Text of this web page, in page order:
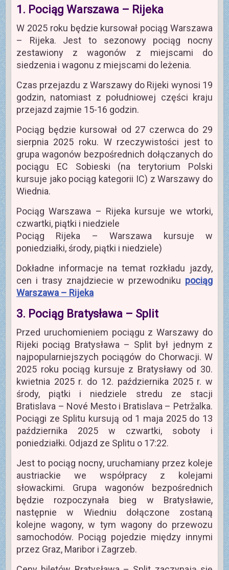
1. Pociąg Warszawa – Rijeka
W 2025 roku będzie kursował pociąg Warszawa
– Rijeka. Jest to sezonowy pociąg nocny
zestawiony z wagonów z miejscami do
siedzenia i wagonu z miejscami do leżenia.
Czas przejazdu z Warszawy do Rijeki wynosi 19
godzin, natomiast z południowej części kraju
przejazd zajmie 15-16 godzin.
Pociąg będzie kursował od 27 czerwca do 29
sierpnia 2025 roku. W rzeczywistości jest to
grupa wagonów bezpośrednich dołączanych do
pociągu EC Sobieski (na terytorium Polski
kursuje jako pociąg kategorii IC) z Warszawy do
Wiednia.
Pociąg Warszawa – Rijeka kursuje we wtorki,
czwartki, piątki i niedziele
Pociąg Rijeka – Warszawa kursuje w
poniedziałki, środy, piątki i niedziele)
Dokładne informacje na temat rozkładu jazdy,
cen i trasy znajdziecie w przewodniku pociąg
Warszawa – Rijeka
3. Pociąg Bratysława – Split
Przed uruchomieniem pociągu z Warszawy do
Rijeki pociąg Bratysława – Split był jednym z
najpopularniejszych pociągów do Chorwacji. W
2025 roku pociąg kursuje z Bratysławy od 30.
kwietnia 2025 r. do 12. października 2025 r. w
środy, piątki i niedziele stredu ze stacji
Bratislava – Nové Mesto i Bratislava – Petržalka.
Pociągi ze Splitu kursują od 1 maja 2025 do 13
października 2025 w czwartki, soboty i
poniedziałki. Odjazd ze Splitu o 17:22.
Jest to pociąg nocny, uruchamiany przez koleje
austriackie we współpracy z kolejami
słowackimi. Grupa wagonów bezpośrednich
będzie rozpoczynała bieg w Bratysławie,
następnie w Wiedniu dołączone zostaną
kolejne wagony, w tym wagony do przewozu
samochodów. Pociąg pojedzie między innymi
przez Graz, Maribor i Zagrzeb.